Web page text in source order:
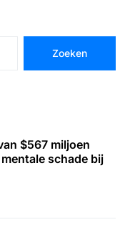
Zoeken
$567 miljoen
schade bij